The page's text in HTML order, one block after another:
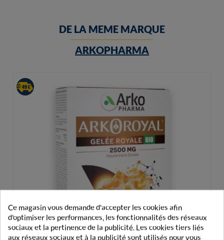
DE LA MEME MARQUE
ARKOPHARMA
Ce magasin vous demande d'accepter les cookies afin
d'optimiser les performances, les fonctionnalités des réseaux
sociaux et la pertinence de la publicité. Les cookies tiers liés
aux réseaux sociaux et à la publicité sont utilisés pour vous